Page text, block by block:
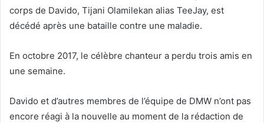
corps de Davido, Tijani Olamilekan alias TeeJay, est
décédé après une bataille contre une maladie.
En octobre 2017, le célèbre chanteur a perdu trois amis en
une semaine.
Davido et d’autres membres de l’équipe de DMW n’ont pas
encore réagi à la nouvelle au moment de la rédaction de